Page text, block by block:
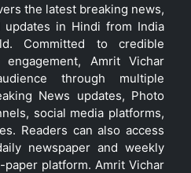
the latest breaking news,
updates in Hindi from India
Committed to credible
Amrit Vichar
through multiple
News updates, Photo
social media platforms,
Readers can also access
newspaper and weekly
platform. Amrit Vichar